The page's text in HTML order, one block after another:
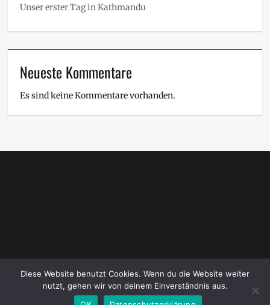
Unser erster Tag in Kathmandu
Neueste Kommentare
Es sind keine Kommentare vorhanden.
Copyright © 2026Nepal – Meine zweite Heimat. All Rights
Datenschutzerklärung| NepalBuzz byCatch Themes
Diese Website benutzt Cookies. Wenn du die Website weiter
nutzt, gehen wir von deinem Einverständnis aus.